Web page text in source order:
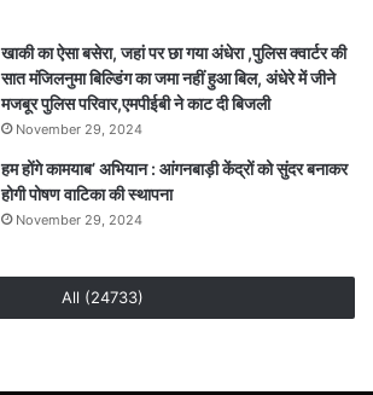
खाकी का ऐसा बसेरा, जहां पर छा गया अंधेरा ,पुलिस क्वार्टर की
सात मंजिलनुमा बिल्डिंग का जमा नहीं हुआ बिल, अंधेरे में जीने
मजबूर पुलिस परिवार,एमपीईबी ने काट दी बिजली
November 29, 2024
हम होंगे कामयाब’ अभियान : आंगनबाड़ी केंद्रों को सुंदर बनाकर
होगी पोषण वाटिका की स्थापना
November 29, 2024
All (24733)